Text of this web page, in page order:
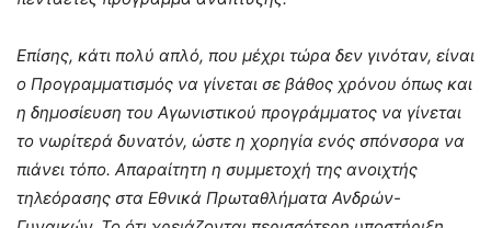
Επίσης, κάτι πολύ απλό, που μέχρι τώρα δεν γινόταν, είναι
ο Προγραμματισμός να γίνεται σε βάθος χρόνου όπως και
η δημοσίευση του Αγωνιστικού προγράμματος να γίνεται
το νωρίτερά δυνατόν, ώστε η χορηγία ενός σπόνσορα να
πιάνει τόπο. Απαραίτητη η συμμετοχή της ανοιχτής
τηλεόρασης στα Εθνικά Πρωταθλήματα Ανδρών-